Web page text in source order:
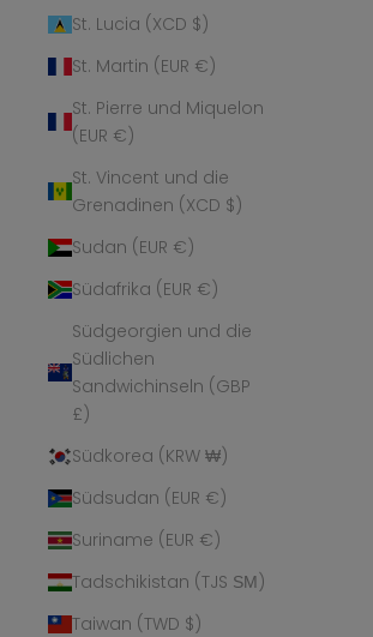
St. Lucia (XCD $)
St. Martin (EUR €)
St. Pierre und Miquelon
(EUR €)
St. Vincent und die
Grenadinen (XCD $)
Sudan (EUR €)
Südafrika (EUR €)
Südgeorgien und die
Südlichen
Sandwichinseln (GBP
£)
Südkorea (KRW ₩)
Südsudan (EUR €)
Suriname (EUR €)
Tadschikistan (TJS ЅМ)
Taiwan (TWD $)